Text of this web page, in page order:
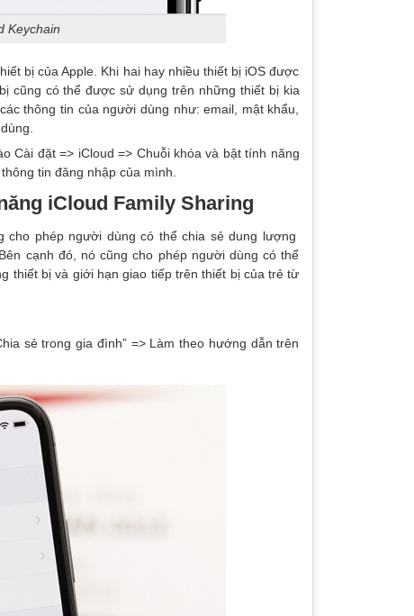
Keychain
bị của Apple. Khi hai hay nhiều thiết bị iOS được
cũng có thể được sử dụng trên những thiết bị kia
thông tin của người dùng như: email, mật khẩu,
Cài đặt => iCloud => Chuỗi khóa và bật tính năng
tin đăng nhập của mình.
iCloud Family Sharing
cho phép người dùng có thể chia sẻ dung lượng
cạnh đó, nó cũng cho phép người dùng có thể
thiết bị và giới hạn giao tiếp trên thiết bị của trẻ từ
sẻ trong gia đình” => Làm theo hướng dẫn trên